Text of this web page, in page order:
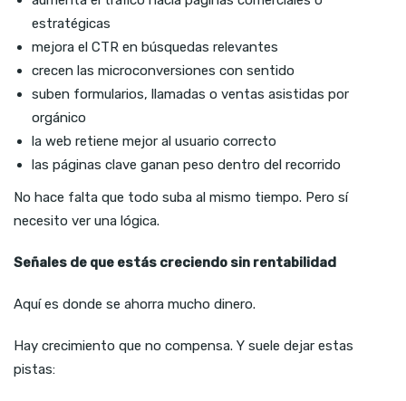
estratégicas
mejora el CTR en búsquedas relevantes
crecen las microconversiones con sentido
suben formularios, llamadas o ventas asistidas por
orgánico
la web retiene mejor al usuario correcto
las páginas clave ganan peso dentro del recorrido
No hace falta que todo suba al mismo tiempo. Pero sí
necesito ver una lógica.
Señales de que estás creciendo sin rentabilidad
Aquí es donde se ahorra mucho dinero.
Hay crecimiento que no compensa. Y suele dejar estas
pistas: